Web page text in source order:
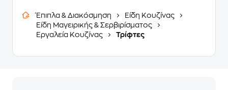
Έπιπλα & Διακόσμηση
Είδη Κουζίνας
Είδη Μαγειρικής & Σερβιρίσματος
Εργαλεία Κουζίνας
Τρίφτες